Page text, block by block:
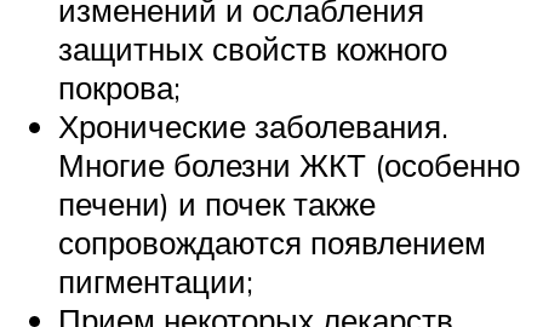
изменений и ослабления
защитных свойств кожного
покрова;
Хронические заболевания.
Многие болезни ЖКТ (особенно
печени) и почек также
сопровождаются появлением
пигментации;